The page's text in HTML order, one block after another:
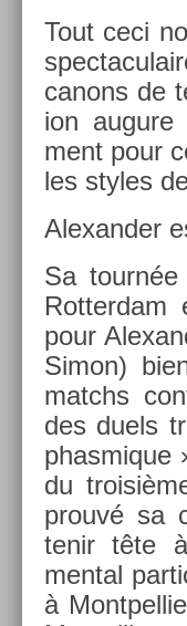
Tout ceci
canons de
ion
ment pour
les styles
Al­exand­er
Sa
Rot­terdam
pour
Simon)
matchs
des duels
phas­mique
du
prouvé sa
tenir tête
ment­al
à